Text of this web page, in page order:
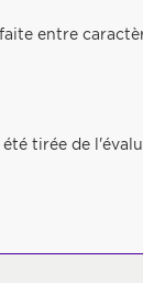
entre
tirée de